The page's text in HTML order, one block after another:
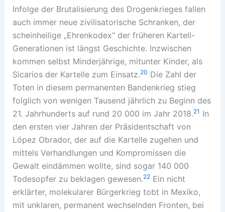
Infolge der Brutalisierung des Drogenkrieges fallen
auch immer neue zivilisatorische Schranken, der
scheinheilige „Ehrenkodex“ der früheren Kartell-
Generationen ist längst Geschichte. Inzwischen
kommen selbst Minderjährige, mitunter Kinder, als
Sicarios der Kartelle zum Einsatz.20 Die Zahl der
Toten in diesem permanenten Bandenkrieg stieg
folglich von wenigen Tausend jährlich zu Beginn des
21. Jahrhunderts auf rund 20 000 im Jahr 2018.21 In
den ersten vier Jahren der Präsidentschaft von
López Obrador, der auf die Kartelle zugehen und
mittels Verhandlungen und Kompromissen die
Gewalt eindämmen wollte, sind sogar 140 000
Todesopfer zu beklagen gewesen.22Ein nicht
erklärter, molekularer Bürgerkrieg tobt in Mexiko,
mit unklaren, permanent wechselnden Fronten, bei